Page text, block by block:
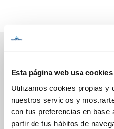
Esta página web usa cookies
Utilizamos cookies propias y
nuestros servicios y
con tus preferencias en base
partir de tus hábitos de
Inicio
Gestiones Online